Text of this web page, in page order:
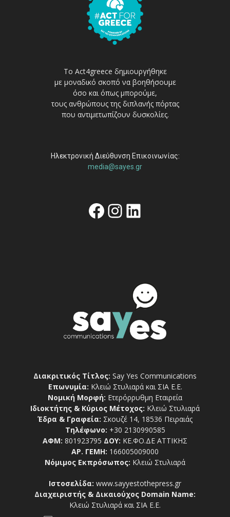
Το Act4greece δημιουργήθηκε
με μοναδικό σκοπό να βοηθήσουμε
όσο και όπως μπορούμε,
τους ανθρώπους της διπλανής πόρτας
που αντιμετωπίζουν δυσκολίες.
Ηλεκτρονική Διεύθυνση Επικοινωνίας:
media@sayes.gr
Facebook
Instagram
Linkedin
Διακριτικός Τίτλος: Say Yes Communications
Επωνυμία: Κλειώ Στυλιαρά και ΣΙΑ Ε.Ε.
Νομική Μορφή: Ετερόρρυθμη Εταιρεία
Ιδιοκτήτης & Κύριος Μέτοχος: Κλειώ Στυλιαρά
Έδρα & Γραφεία: Σκουζέ 14, 18536 Πειραιάς
Τηλέφωνο: +30 2130990585
ΑΦΜ: 801923795 ΔΟΥ: ΚΕ.ΦΟ.ΔΕ ΑΤΤΙΚΗΣ
ΑΡ. ΓΕΜΗ: 166005009000
Νόμιμος Εκπρόσωπος: Κλειώ Στυλιαρά
Ιστοσελίδα: www.sayyestothepress.gr
Διαχειριστής & Δικαιούχος Domain Name:
Κλειώ Στυλιαρά και ΣΙΑ Ε.Ε.